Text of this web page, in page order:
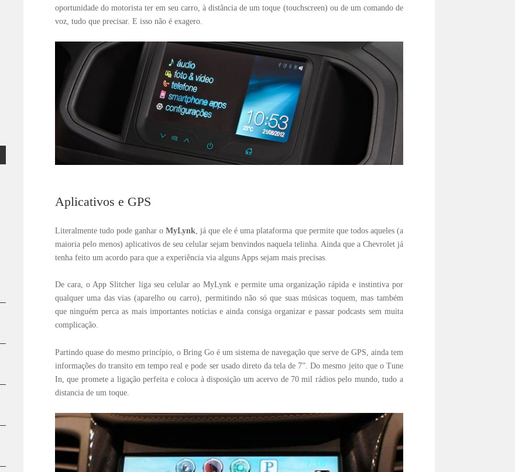
oportunidade do motorista ter em seu carro, à distância de um toque (touchscreen) ou de um comando de
voz, tudo que precisar. E isso não é exagero.
Aplicativos e GPS
Literalmente tudo pode ganhar oMyLynk , já que ele é uma plataforma que permite que todos aqueles (a
maioria pelo menos) aplicativos de seu celular sejam benvindos naquela telinha. Ainda que a Chevrolet já
tenha feito um acordo para que a experiência via alguns Apps sejam mais precisas.
De cara, o App Slitcher liga seu celular ao MyLynk e permite uma organização rápida e instintiva por
qualquer uma das vias (aparelho ou carro), permitindo não só que suas músicas toquem, mas também
que ninguém perca as mais importantes notícias e ainda consiga organizar e passar podcasts sem muita
complicação.
Partindo quase do mesmo princípio, o Bring Go é um sistema de navegação que serve de GPS, ainda tem
informações do transito em tempo real e pode ser usado direto da tela de 7”. Do mesmo jeito que o Tune
In, que promete a ligação perfeita e coloca à disposição um acervo de 70 mil rádios pelo mundo, tudo a
distancia de um toque.